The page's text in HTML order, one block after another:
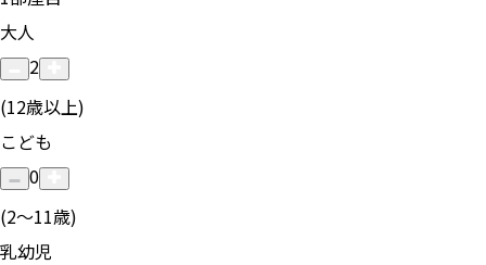
大人
2
(12歳以上)
こども
0
(2〜11歳)
乳幼児